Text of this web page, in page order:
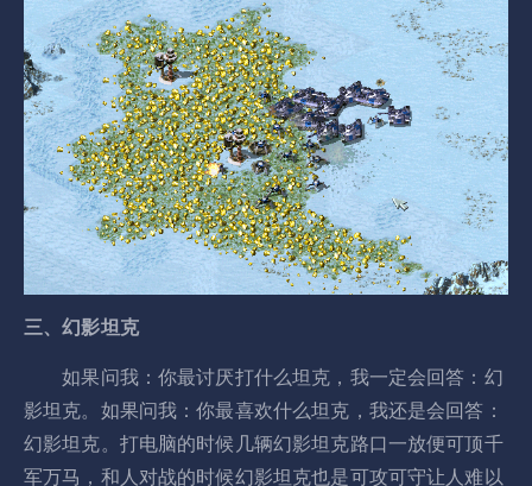
三、幻影坦克
如果问我：你最讨厌打什么坦克，我一定会回答：幻
影坦克。如果问我：你最喜欢什么坦克，我还是会回答：
幻影坦克。打电脑的时候几辆幻影坦克路口一放便可顶千
军万马，和人对战的时候幻影坦克也是可攻可守让人难以